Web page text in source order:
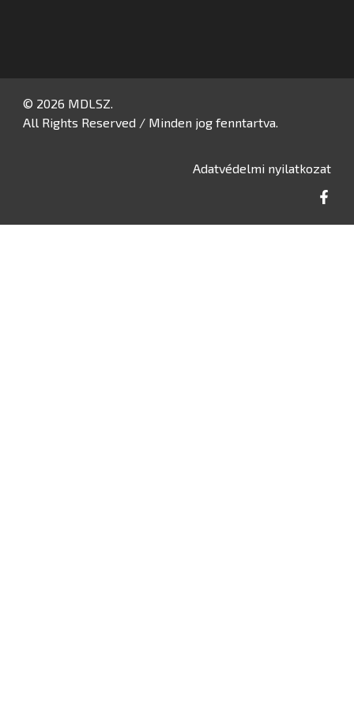
© 2026 MDLSZ.
All Rights Reserved / Minden jog fenntartva.
Adatvédelmi nyilatkozat